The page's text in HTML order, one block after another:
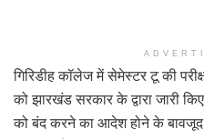
गिरिडीह कॉलेज में सेमेस्टर टू की
को झारखंड सरकार के द्वारा जारी
को बंद करने का आदेश होने के